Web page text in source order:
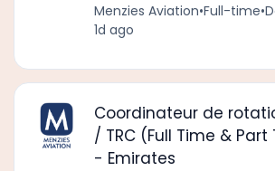
Menzies Aviation•Full-time•
1d ago
Coordinateur de
/ TRC (Full Time & Part
- Emirates